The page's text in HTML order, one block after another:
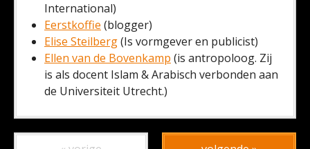
International)
Eerstkoffie (blogger)
Elise Steilberg(Is vormgever en publicist)
Ellen van de Bovenkamp (is antropoloog. Zij
is als docent Islam & Arabisch verbonden aan
de Universiteit Utrecht.)